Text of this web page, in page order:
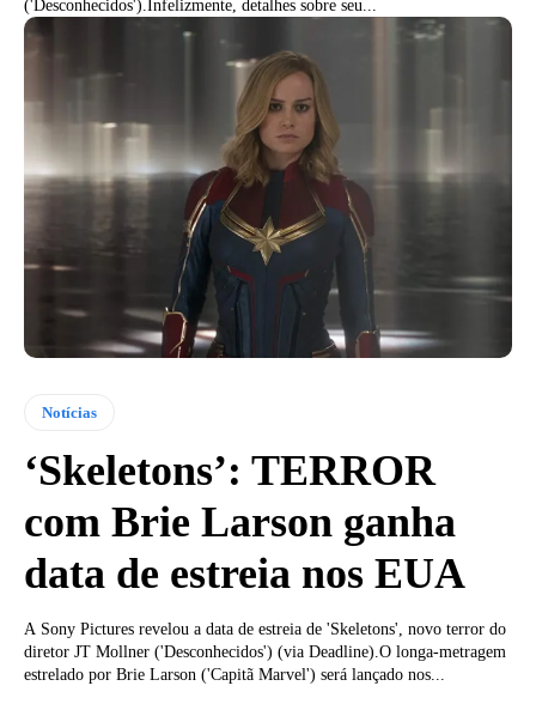
('Desconhecidos').Infelizmente, detalhes sobre seu...
Notícias
‘Skeletons’: TERROR
com Brie Larson ganha
data de estreia nos EUA
A Sony Pictures revelou a data de estreia de 'Skeletons', novo terror do
diretor JT Mollner ('Desconhecidos') (via Deadline).O longa-metragem
estrelado por Brie Larson ('Capitã Marvel') será lançado nos...